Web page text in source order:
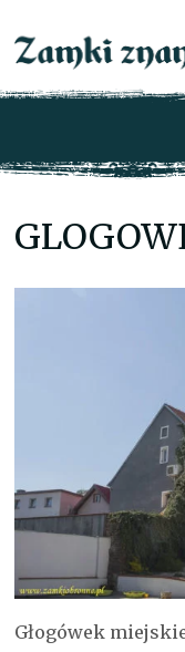
Głogówek